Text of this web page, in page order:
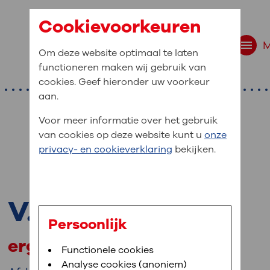
website navigatie
bent u naar op
Bloedafname,MijnOLVG,Digitalisering
medische gegevens
In MijnOLVG kunt u uw medische
het u uitkomt. OLVG breidt MijnOLVG
V. Brand
ergotherapeut
Cookievoorkeuren
Om deze website optimaal te laten
functioneren maken wij gebruik van
cookies. Geef hieronder uw voorkeur
aan.
Voor meer informatie over het gebruik
van cookies op deze website kunt u onze
privacy- en cookieverklaring bekijken.
Persoonlijk
Functionele cookies
Analyse cookies (anoniem)